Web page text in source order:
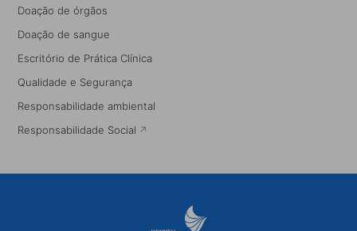
Doação de órgãos
Doação de sangue
Escritório de Prática Clínica
Qualidade e Segurança
Responsabilidade ambiental
Responsabilidade Social